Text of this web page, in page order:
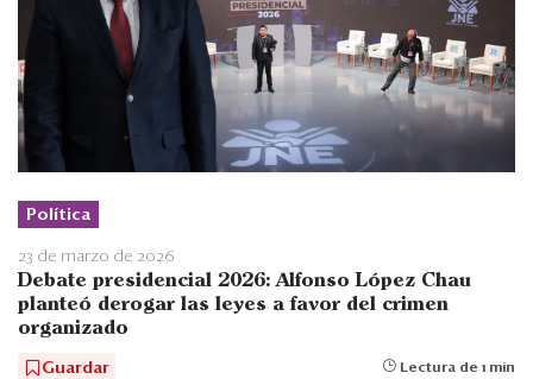
Política
23 de marzo de 2026
Debate presidencial 2026: Alfonso López Chau
planteó derogar las leyes a favor del crimen
organizado
Guardar Lectura de 1 min